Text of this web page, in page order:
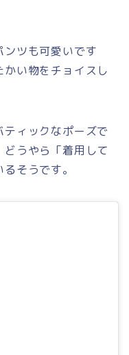
ツも可愛いです
い物をチョイスし
ィックなポーズで
うやら「着用して
そうです。